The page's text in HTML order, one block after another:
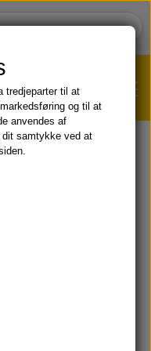
😎
HER!
tredjeparter til at
og til at
anvendes af
dit samtykke ved at